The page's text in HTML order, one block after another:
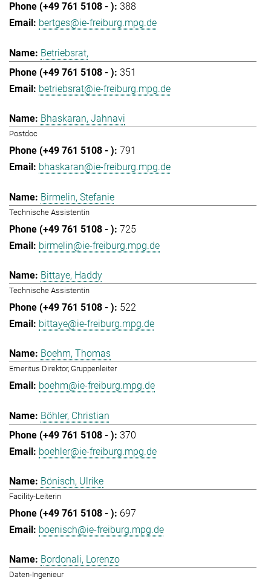
388
bertges@ie-freiburg.mpg.de
Betriebsrat,
351
betriebsrat@ie-freiburg.mpg.de
Bhaskaran, Jahnavi
Postdoc
791
bhaskaran@ie-freiburg.mpg.de
Birmelin, Stefanie
Technische Assistentin
725
birmelin@ie-freiburg.mpg.de
Bittaye, Haddy
Technische Assistentin
522
bittaye@ie-freiburg.mpg.de
Boehm, Thomas
Emeritus Direktor, Gruppenleiter
boehm@ie-freiburg.mpg.de
Böhler, Christian
370
boehler@ie-freiburg.mpg.de
Bönisch, Ulrike
Facility-Leiterin
697
boenisch@ie-freiburg.mpg.de
Bordonali, Lorenzo
Daten-Ingenieur